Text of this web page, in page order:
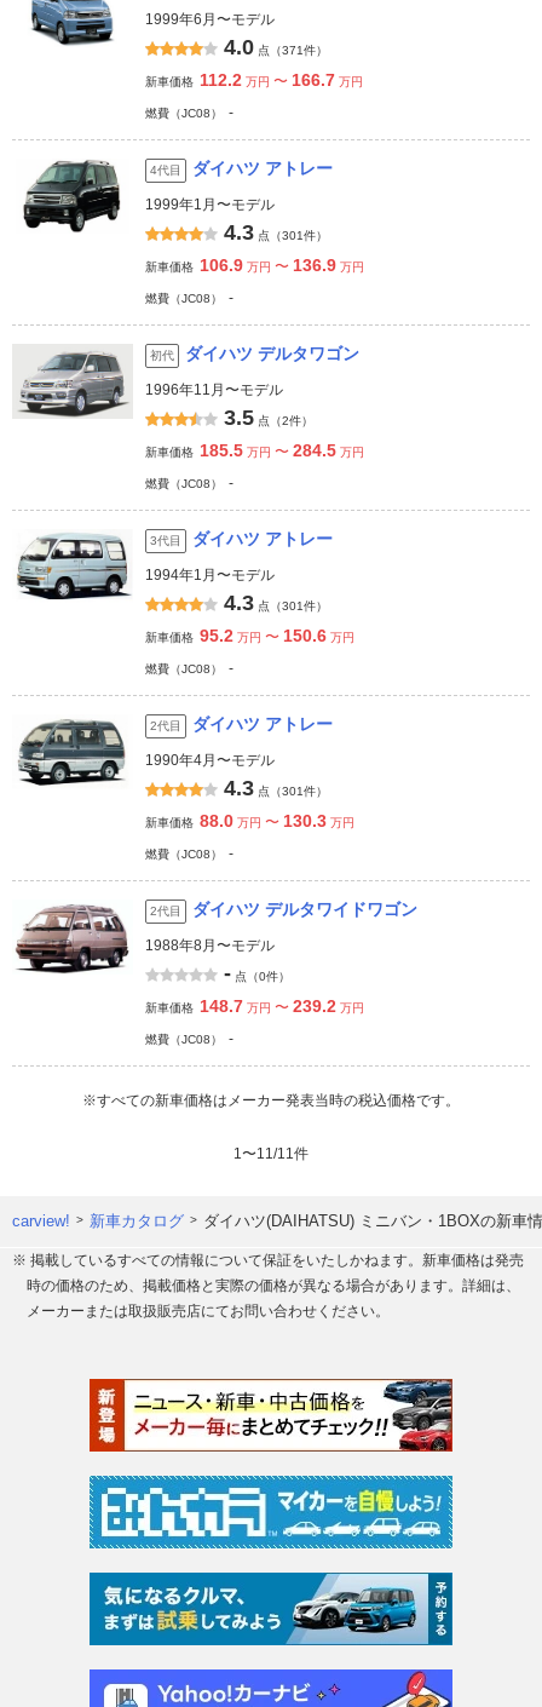
1999年6月〜モデル
4.0 点（371件）
新車価格 112.2 万円 〜 166.7 万円
燃費（JC08） -
4代目 ダイハツ アトレー
1999年1月〜モデル
4.3 点（301件）
新車価格 106.9 万円 〜 136.9 万円
燃費（JC08） -
初代 ダイハツ デルタワゴン
1996年11月〜モデル
3.5 点（2件）
新車価格 185.5 万円 〜 284.5 万円
燃費（JC08） -
3代目 ダイハツ アトレー
1994年1月〜モデル
4.3 点（301件）
新車価格 95.2 万円 〜 150.6 万円
燃費（JC08） -
2代目 ダイハツ アトレー
1990年4月〜モデル
4.3 点（301件）
新車価格 88.0 万円 〜 130.3 万円
燃費（JC08） -
2代目 ダイハツ デルタワイドワゴン
1988年8月〜モデル
- 点（0件）
新車価格 148.7 万円 〜 239.2 万円
燃費（JC08） -
※すべての新車価格はメーカー発表当時の税込価格です。
1 〜11 /11 件
carview! 新車カタログ ダイハツ(DAIHATSU) ミニバン・1BOXの新車
※ 掲載しているすべての情報について保証をいたしかねます。新車価格は発売
時の価格のため、掲載価格と実際の価格が異なる場合があります。詳細は、
メーカーまたは取扱販売店にてお問い合わせください。